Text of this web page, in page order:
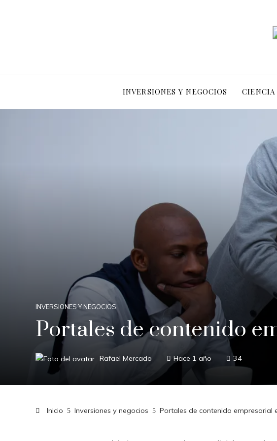
INVERSIONES Y NEGOCIOS CIENCIA
INVERSIONES Y NEGOCIOS
Portales de contenido
Rafael Mercado Hace 1 año 34
Inicio Inversiones y negocios Portales de contenido empresarial